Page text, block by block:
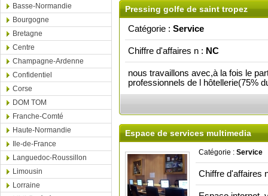
Basse-Normandie
Bourgogne
Bretagne
Centre
Champagne-Ardenne
Confidentiel
Corse
DOM TOM
Franche-Comté
Haute-Normandie
Ile-de-France
Languedoc-Roussillon
Limousin
Lorraine
Pressing golfe de saint tropez
Catégorie : Service
Chiffre d'affaires n : NC
nous travaillons avec,à la fois le
professionnels de l hôtellerie(75%
Espace de services multimedia
Catégorie : Service
Chiffre d'affaires